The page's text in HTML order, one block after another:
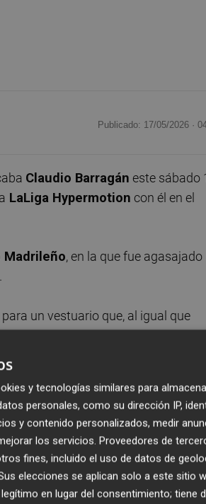
Publicado: 17/05/2026 ·
Claudio Barragán este sábado
LaLiga Hypermotion con él en el
, en la que fue agasajado
un vestuario que, al igual que
derrotar al filial delAtlético de
ha tenido fe en conseguir este
del banquillo del segundo
. "Yo no sabía qué estaba
que era una realidad. Ha
familia" y recodar su tan corta como
temporada llegué al filial del
y tecnologías similares para
personales, como su dirección IP,
y contenido personalizados, medir
los servicios. Proveedores de
fines, incluido el uso de datos de
elecciones se aplican solo a este sitio
en lugar del consentimiento; tiene